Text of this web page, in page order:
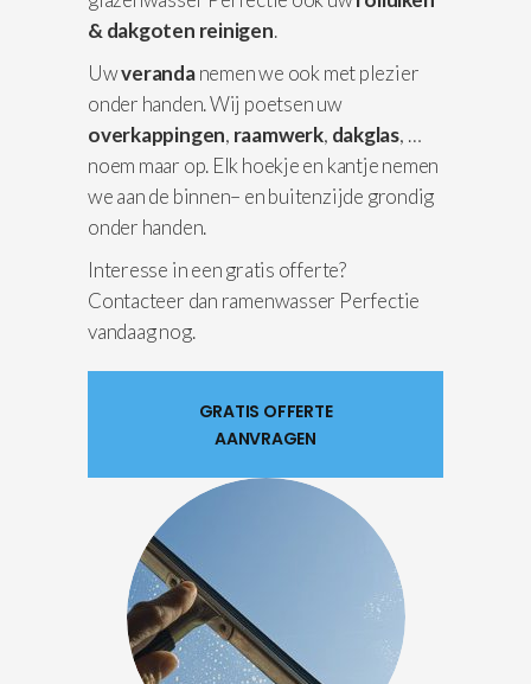
& dakgoten reinigen.
Uwverandanemen we ook met plezier
onder handen. Wij poetsen uw
overkappingen, raamwerk, dakglas, …
noem maar op. Elk hoekje en kantje nemen
we aan de binnen– en buitenzijde grondig
onder handen.
Interesse in een gratis offerte?
Contacteer dan ramenwasser Perfectie
vandaag nog.
GRATIS OFFERTE
AANVRAGEN